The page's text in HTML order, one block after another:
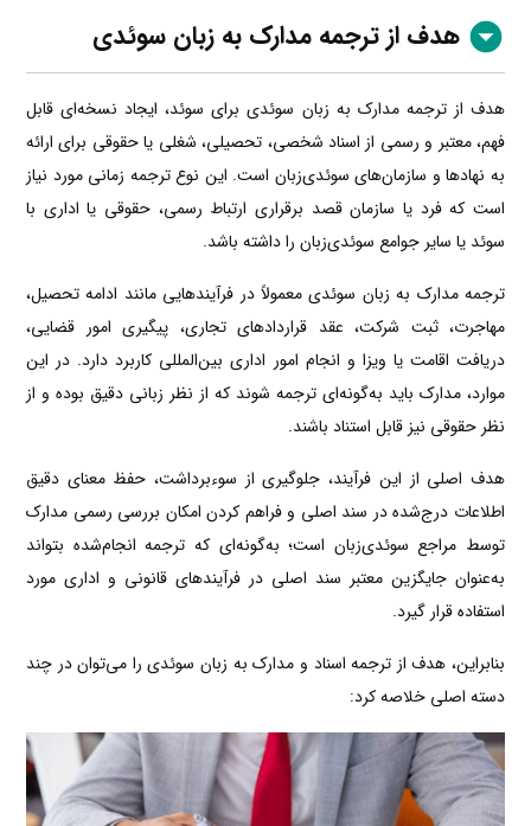
هدف از ترجمه مدارک به زبان سوئدی
هدف از ترجمه مدارک به زبان سوئدی برای سوئد، ایجاد نسخه‌ای قابل
فهم، معتبر و رسمی از اسناد شخصی، تحصیلی، شغلی یا حقوقی برای ارائه
به نهادها و سازمان‌های سوئدی‌زبان است. این نوع ترجمه زمانی مورد نیاز
است که فرد یا سازمان قصد برقراری ارتباط رسمی، حقوقی یا اداری با
سوئد یا سایر جوامع سوئدی‌زبان را داشته باشد.
ترجمه مدارک به زبان سوئدی معمولاً در فرآیندهایی مانند ادامه تحصیل،
مهاجرت، ثبت شرکت، عقد قراردادهای تجاری، پیگیری امور قضایی،
دریافت اقامت یا ویزا و انجام امور اداری بین‌المللی کاربرد دارد. در این
موارد، مدارک باید به‌گونه‌ای ترجمه شوند که از نظر زبانی دقیق بوده و از
نظر حقوقی نیز قابل استناد باشند.
هدف اصلی از این فرآیند، جلوگیری از سوءبرداشت، حفظ معنای دقیق
اطلاعات درج‌شده در سند اصلی و فراهم کردن امکان بررسی رسمی مدارک
توسط مراجع سوئدی‌زبان است؛ به‌گونه‌ای که ترجمه انجام‌شده بتواند
به‌عنوان جایگزین معتبر سند اصلی در فرآیندهای قانونی و اداری مورد
استفاده قرار گیرد.
بنابراین، هدف از ترجمه اسناد و مدارک به زبان سوئدی را می‌توان در چند
دسته اصلی خلاصه کرد: